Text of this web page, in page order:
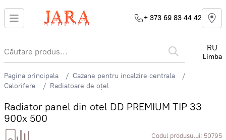
+ 373 69 83 44 42
RU
Limba
Pagina principala
Cazane pentru incalzire centrala
Calorifere
Radiatoare de oțel
Radiator panel din otel DD PREMIUM TIP 33
900x 500
Codul produsului: 50795